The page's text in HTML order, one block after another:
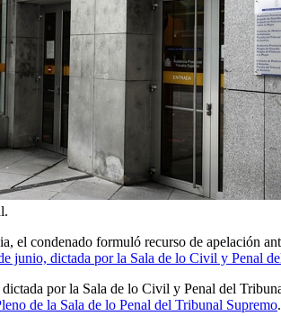
el condenado formuló recurso de apelación
junio, dictada por la Sala de lo Civil y Penal
por la Sala de lo Civil y Penal del
de la Sala de lo Penal del Tribunal Supremo.